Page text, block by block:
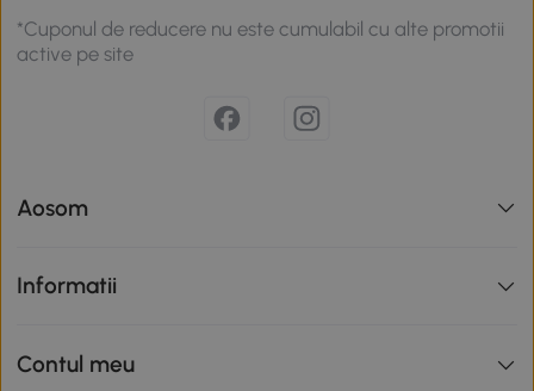
*Cuponul de reducere nu este cumulabil cu alte promotii
active pe site
Aosom
Informatii
Contul meu